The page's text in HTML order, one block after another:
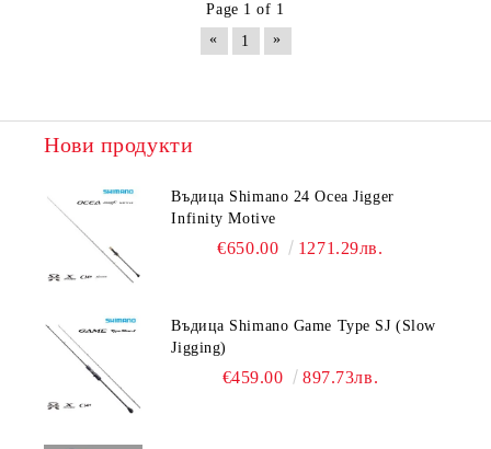
Page 1 of 1
«
1 »
Нови продукти
Въдица Shimano 24 Ocea Jigger
Infinity Motive
€650.00 1271.29лв.
Въдица Shimano Game Type SJ (Slow
Jigging)
€459.00 897.73лв.